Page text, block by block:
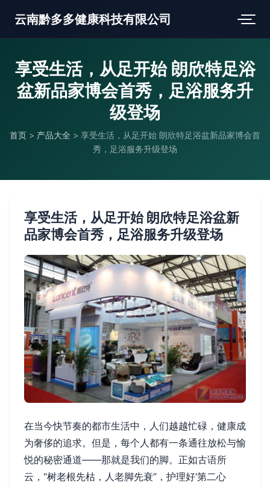
云南黔多多健康科技有限公司
享受生活，从足开始 朗欣特足浴
盆新品家博会首秀，足浴服务升
级登场
首页 > 产品大全 > 享受生活，从足开始 朗欣特足浴盆新品家博会首
秀，足浴服务升级登场
享受生活，从足开始 朗欣特足浴盆新
品家博会首秀，足浴服务升级登场
在当今快节奏的都市生活中，人们越越忙碌，健康成
为奢侈的追求。但是，每个人都有一条通往放松与愉
悦的秘密通道——那就是我们的脚。正如古语所
云，“树老根先枯，人老脚先衰”，护理好‘第二心